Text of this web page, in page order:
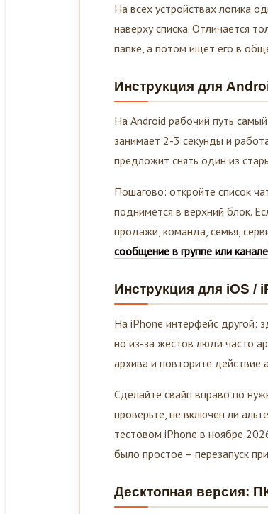
На всех устройствах логика
наверху списка. Отличается
папке, а потом ищет его в
Инструкция для
На Android рабочий путь
занимает 2-3 секунды и
Пошагово: откройте список
поднимется в верхний блок.
продажи, команда, семья,
сообщение в группе или
Инструкция для iOS /
На iPhone интерфейс другой:
но из-за жестов люди часто
архива и повторите действие
Сделайте свайп вправо по
проверьте, не включен ли
тестовом iPhone в ноябре
было простое – перезапуск
Десктопная версия: